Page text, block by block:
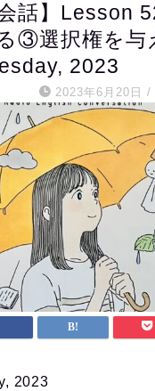
話】Lesson
③選択権を与
2023
2023年6月20日 /
2023